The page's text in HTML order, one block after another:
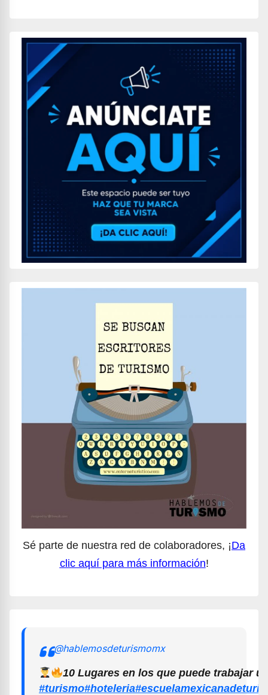
Sé parte de nuestra red de colaboradores, ¡Da
clic aquí para más información!
@hablemosdeturismomx
10 Lugares en los que puede trabajar
#turismo#hoteleria